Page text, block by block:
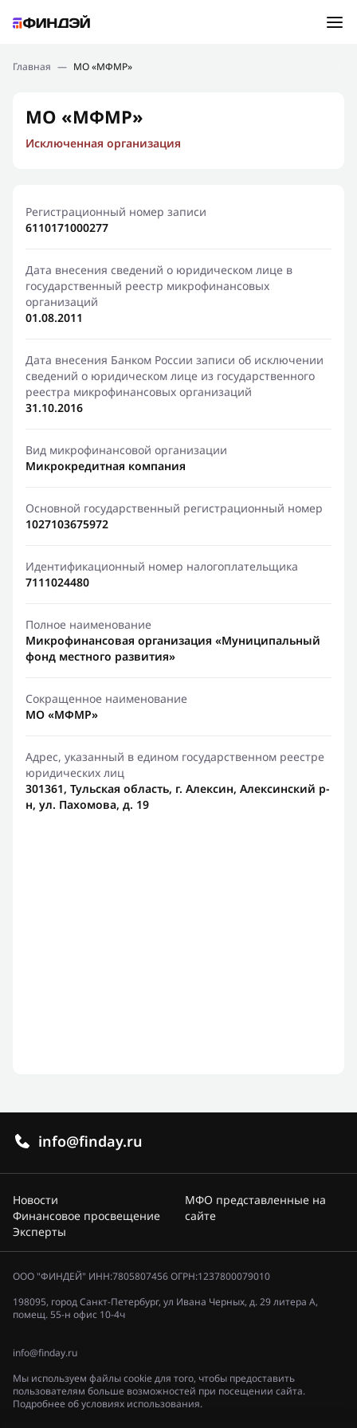
Подбор займа
Новости
Финансовое просвещение
Главная — МО «МФМР»
МО «МФМР»
Исключенная организация
Регистрационный номер записи
6110171000277
Дата внесения сведений о юридическом лице в
государственный реестр микрофинансовых
организаций
01.08.2011
Дата внесения Банком России записи об исключении
сведений о юридическом лице из государственного
реестра микрофинансовых организаций
31.10.2016
Вид микрофинансовой организации
Микрокредитная компания
Основной государственный регистрационный номер
1027103675972
Идентификационный номер налогоплательщика
7111024480
Полное наименование
Микрофинансовая организация «Муниципальный
фонд местного развития»
Сокращенное наименование
МО «МФМР»
Адрес, указанный в едином государственном реестре
юридических лиц
301361, Тульская область, г. Алексин, Алексинский р-
н, ул. Пахомова, д. 19
info@finday.ru
Новости
Финансовое просвещение
Эксперты
МФО представленные на
сайте
ООО "ФИНДЕЙ" ИНН:7805807456 ОГРН:1237800079010
198095, город Санкт-Петербург, ул Ивана Черных, д. 29 литера А,
помещ. 55-н офис 10-4ч
info@finday.ru
Мы используем файлы cookie для того, чтобы предоставить
пользователям больше возможностей при посещении сайта.
Подробнее об условиях использования.
Ошибка:Контактная форма не найдена.
Спасибо, что написали нам
Мы свяжемся с Вами в ближайшее время и сообщим
результат
Отправить новый запрос